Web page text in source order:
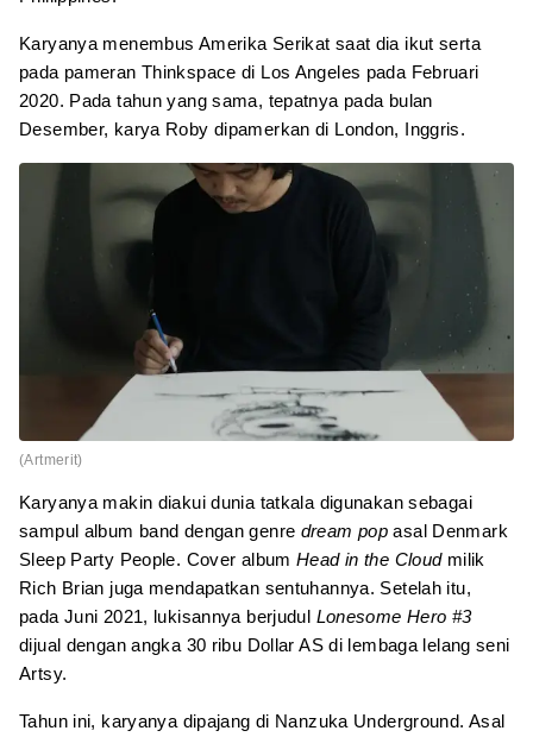
Karyanya menembus Amerika Serikat saat dia ikut serta
pada pameran Thinkspace di Los Angeles pada Februari
2020. Pada tahun yang sama, tepatnya pada bulan
Desember, karya Roby dipamerkan di London, Inggris.
(Artmerit)
Karyanya makin diakui dunia tatkala digunakan sebagai
sampul album band dengan genre dream pop asal Denmark
Sleep Party People. Cover album Head in the Cloudmilik
Rich Brian juga mendapatkan sentuhannya. Setelah itu,
pada Juni 2021, lukisannya berjudul Lonesome Hero #3
dijual dengan angka 30 ribu Dollar AS di lembaga lelang seni
Artsy.
Tahun ini, karyanya dipajang di Nanzuka Underground. Asal